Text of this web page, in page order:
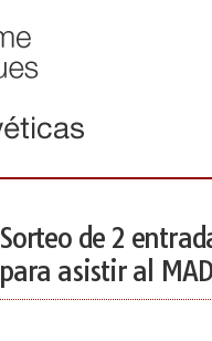
Sorteo de 2
para asistir al